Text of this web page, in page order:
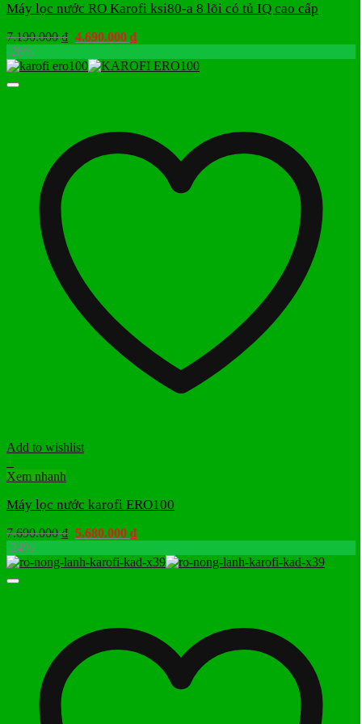
Máy lọc nước RO Karofi ksi80-a 8 lõi có tủ IQ cao cấp
7.190.000₫ Giá
là:
4.690.000 ₫Giá
tại
-26%
Add to wishlist
+
Xem nhanh
Máy lọc nước karofi ERO100
7.690.000₫ Giá
là:
5.680.000 ₫Giá
tại
-24%